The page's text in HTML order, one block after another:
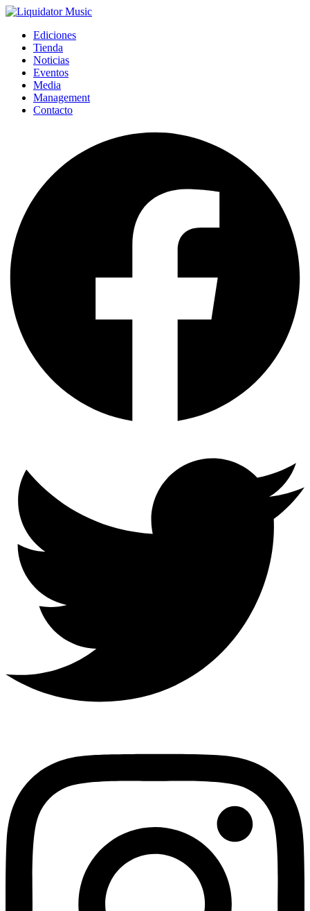
Ediciones
Tienda
Noticias
Eventos
Media
Management
Contacto